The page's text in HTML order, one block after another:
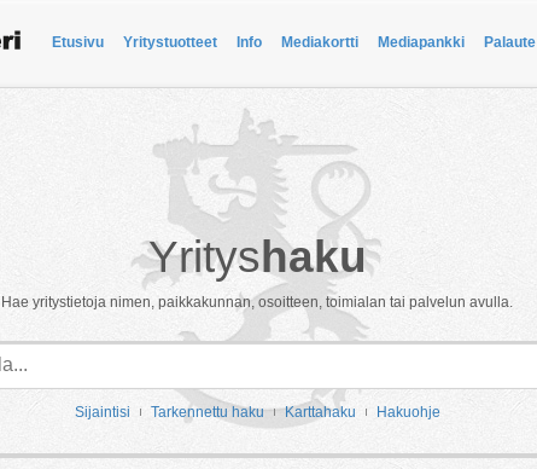
Etusivu Yritystuotteet Info Mediakortti Mediapankki Palaute
Yrityshaku
Hae yritystietoja nimen, paikkakunnan, osoitteen, toimialan tai palvelun avulla.
Sijaintisi Tarkennettu haku Karttahaku Hakuohje